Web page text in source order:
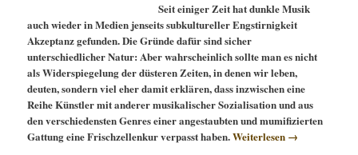
Seit einiger Zeit hat dunkle Musik
auch wieder in Medien jenseits subkultureller Engstirnigkeit
Akzeptanz gefunden. Die Gründe dafür sind sicher
unterschiedlicher Natur: Aber wahrscheinlich sollte man es nicht
als Widerspiegelung der düsteren Zeiten, in denen wir leben,
deuten, sondern viel eher damit erklären, dass inzwischen eine
Reihe Künstler mit anderer musikalischer Sozialisation und aus
den verschiedensten Genres einer angestaubten und mumifizierten
Gattung eine Frischzellenkur verpasst haben.Weiterlesen →